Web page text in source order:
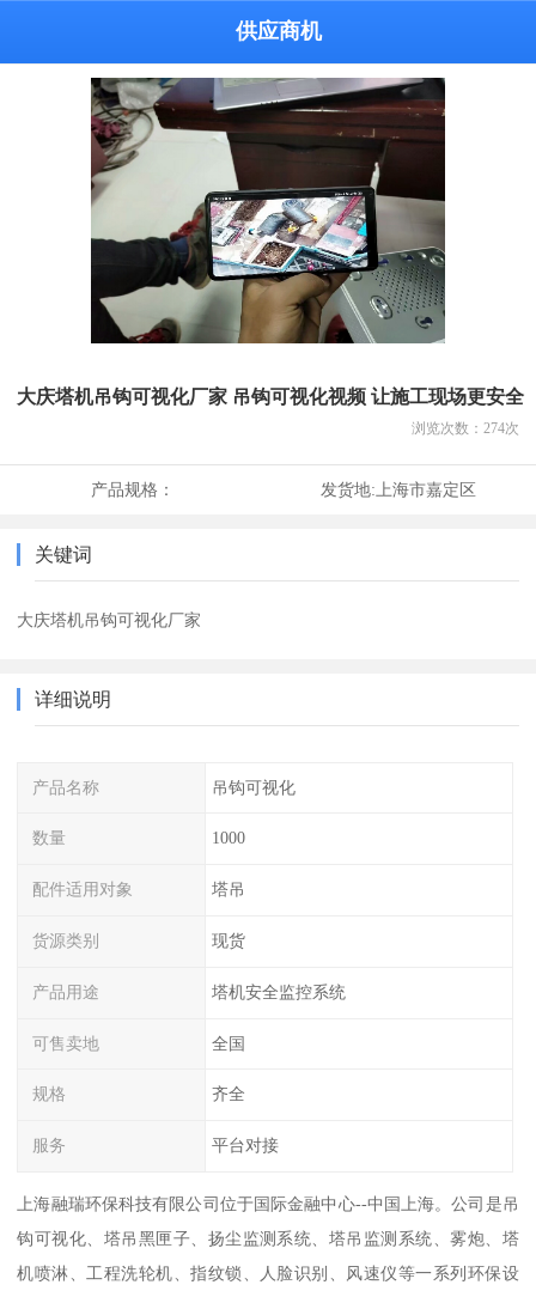
供应商机
大庆塔机吊钩可视化厂家 吊钩可视化视频 让施工现场更安全
浏览次数： 274次
产品规格： 发货地:上海市嘉定区
关键词
大庆塔机吊钩可视化厂家
详细说明
产品名称 吊钩可视化
数量 1000
配件适用对象 塔吊
货源类别 现货
产品用途 塔机安全监控系统
可售卖地 全国
规格 齐全
服务 平台对接
上海融瑞环保科技有限公司位于国际金融中心--中国上海。公司是吊
钩可视化、塔吊黑匣子、扬尘监测系统、塔吊监测系统、雾炮、塔
机喷淋、工程洗轮机、指纹锁、人脸识别、风速仪等一系列环保设